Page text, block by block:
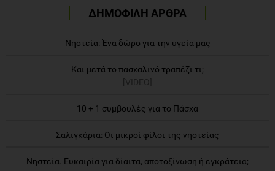
ΔΗΜΟΦΙΛΗ ΑΡΘΡΑ
Νηστεία: Ένα δώρο για την υγεία μας
Και μετά το πασχαλινό τραπέζι τι;
[VIDEO]
10 + 1 συμβουλές για το Πάσχα
Σαλιγκάρια: Οι μικροί φίλοι της νηστείας
Νηστεία. Ευκαιρία για δίαιτα, αποτοξίνωση ή εγκράτεια;